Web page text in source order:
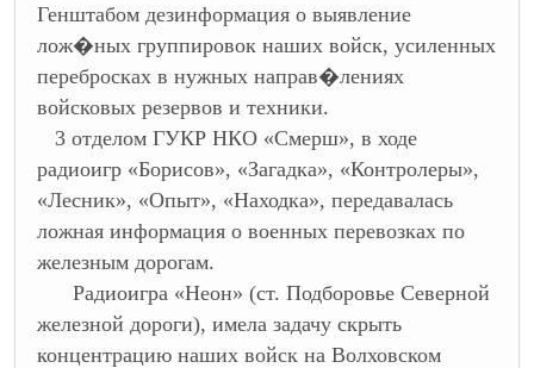
Генштабом дезинформация о выявление
лож�ных группировок наших войск, усиленных
перебросках в нужных направ�лениях
войсковых резервов и техники.
3 отделом ГУКР НКО «Смерш», в ходе
радиоигр «Борисов», «Загадка», «Контролеры»,
«Лесник», «Опыт», «Находка», передавалась
ложная информация о военных перевозках по
железным дорогам.
Радиоигра «Неон» (ст. Подборовье Северной
железной дороги), имела задачу скрыть
концентрацию наших войск на Волховском